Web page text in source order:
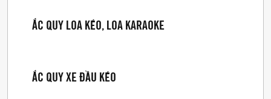
ẮC QUY LOA KÉO, LOA KARAOKE
ẮC QUY XE ĐẦU KÉO